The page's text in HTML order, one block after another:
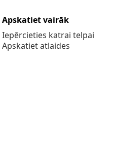
Apskatiet vairāk
Iepērcieties katrai telpai
Apskatiet atlaides